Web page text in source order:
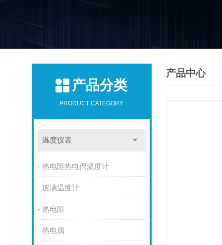
产品分类
PRODUCT CATEGORY
温度仪表
热电阻热电偶温度计
玻璃温度计
热电阻
热电偶
产品中心